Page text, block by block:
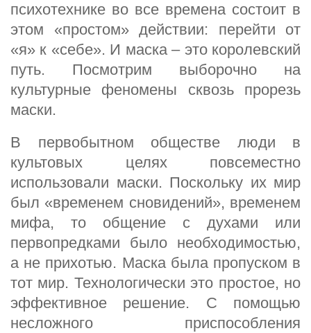
психотехнике во все времена состоит в
этом «простом» действии: перейти от
«я» к «себе». И маска – это королевский
путь. Посмотрим выборочно на
культурные феномены сквозь прорезь
маски.
В первобытном обществе люди в
культовых целях повсеместно
использовали маски. Поскольку их мир
был «временем сновидений», временем
мифа, то общение с духами или
первопредками было необходимостью,
а не прихотью. Маска была пропуском в
тот мир. Технологически это простое, но
эффективное решение. С помощью
несложного приспособления